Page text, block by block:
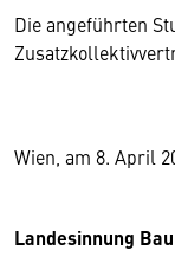
Die angeführten
Wien, am 8. April
Landesinnung